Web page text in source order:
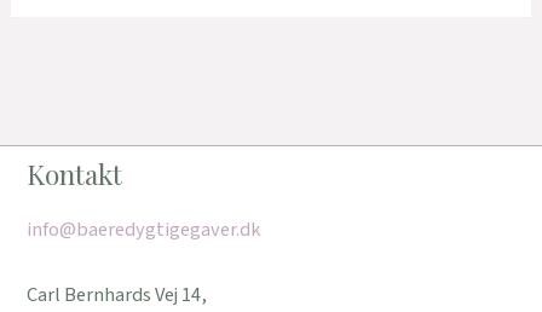
Kontakt
info@baeredygtigegaver.dk
Carl Bernhards Vej 14,